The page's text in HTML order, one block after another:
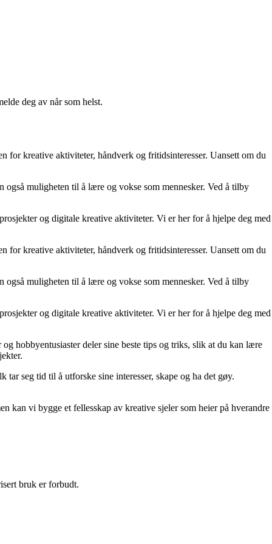
deg av når som helst.
kreative aktiviteter, håndverk og fritidsinteresser. Uansett om du
muligheten til å lære og vokse som mennesker. Ved å tilby
og digitale kreative aktiviteter. Vi er her for å hjelpe deg med
kreative aktiviteter, håndverk og fritidsinteresser. Uansett om du
muligheten til å lære og vokse som mennesker. Ved å tilby
og digitale kreative aktiviteter. Vi er her for å hjelpe deg med
hobbyentusiaster deler sine beste tips og triks, slik at du kan lære
seg tid til å utforske sine interesser, skape og ha det gøy.
kan vi bygge et fellesskap av kreative sjeler som heier på hverandre
bruk er forbudt.